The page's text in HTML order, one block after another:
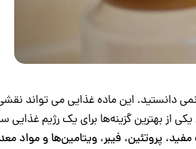
دانستید. این ماده غذایی می تواند
از بهترین گزینه‌ها برای یک رژیم غذایی
پروتئین، فیبر، ویتامین‌ها و مواد